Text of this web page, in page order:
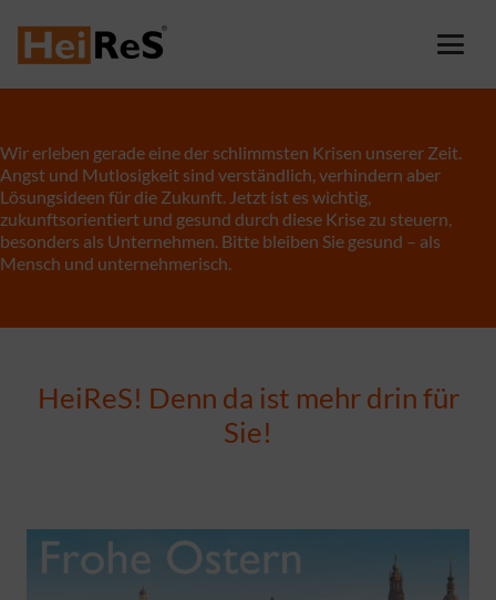
Wir erleben gerade eine der schlimmsten Krisen unserer Zeit.
Angst und Mutlosigkeit sind verständlich, verhindern aber
Lösungsideen für die Zukunft. Jetzt ist es wichtig,
zukunftsorientiert und gesund durch diese Krise zu steuern,
besonders als Unternehmen. Bitte bleiben Sie gesund – als
Mensch und unternehmerisch.
HeiReS! Denn da ist mehr drin für
Sie!